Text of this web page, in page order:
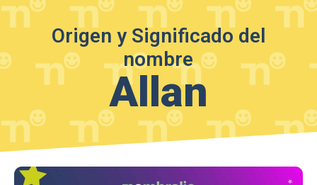
Origen y Significado del
nombre
Allan